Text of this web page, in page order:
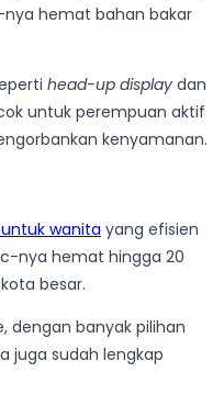
hemat bahan bakar
head-up display dan
untuk perempuan aktif
kenyamanan.
wanita yang efisien
nya hemat hingga 20
besar.
dengan banyak pilihan
juga sudah lengkap